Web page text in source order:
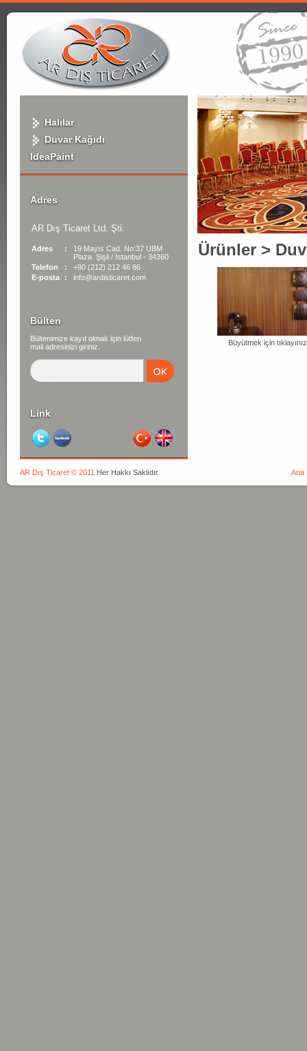
Halılar
Duvar Kağıdı
IdeaPaint
Ürünler >
Büyütmek için
Adres
AR Dış Ticaret Ltd. Şti.
Adres :
19 Mayıs Cad. No:37 UBM
Plaza Şişli / İstanbul - 34360
Telefon
:
+90 (212) 212 46 86
E-posta
: info@ardisticaret.com
Bülten
Bültenimize kayıt olmak için lütfen
mail adresinizi giriniz.
Link
AR Dış Ticaret © 2011 Her Hakkı Saklıdır. Ana